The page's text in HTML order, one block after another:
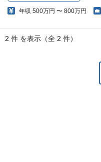
年収 500万円 〜 800万円
2 件 を表示（全 2 件）